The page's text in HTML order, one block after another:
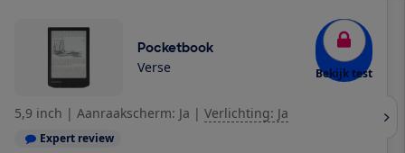
Pocketbook
Verse Bekijk test
5,9 inch | Aanraakscherm: Ja | Verlichting: Ja
Expert review